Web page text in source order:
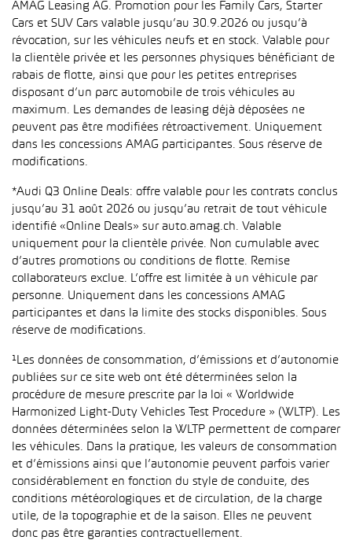
AMAG Leasing AG. Promotion pour les Family Cars, Starter
Cars et SUV Cars valable jusqu’au 30.9.2026 ou jusqu’à
révocation, sur les véhicules neufs et en stock. Valable pour
la clientèle privée et les personnes physiques bénéficiant de
rabais de flotte, ainsi que pour les petites entreprises
disposant d’un parc automobile de trois véhicules au
maximum. Les demandes de leasing déjà déposées ne
peuvent pas être modifiées rétroactivement. Uniquement
dans les concessions AMAG participantes. Sous réserve de
modifications.
*Audi Q3 Online Deals: offre valable pour les contrats conclus
jusqu’au 31 août 2026 ou jusqu’au retrait de tout véhicule
identifié «Online Deals» sur auto.amag.ch. Valable
uniquement pour la clientèle privée. Non cumulable avec
d’autres promotions ou conditions de flotte. Remise
collaborateurs exclue. L’offre est limitée à un véhicule par
personne. Uniquement dans les concessions AMAG
participantes et dans la limite des stocks disponibles. Sous
réserve de modifications.
¹Les données de consommation, d’émissions et d’autonomie
publiées sur ce site web ont été déterminées selon la
procédure de mesure prescrite par la loi « Worldwide
Harmonized Light-Duty Vehicles Test Procedure » (WLTP). Les
données déterminées selon la WLTP permettent de comparer
les véhicules. Dans la pratique, les valeurs de consommation
et d’émissions ainsi que l’autonomie peuvent parfois varier
considérablement en fonction du style de conduite, des
conditions météorologiques et de circulation, de la charge
utile, de la topographie et de la saison. Elles ne peuvent
donc pas être garanties contractuellement.